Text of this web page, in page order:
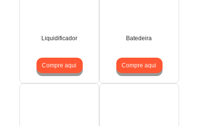
Liquidificador
Compre aqui
Batedeira
Compre aqui